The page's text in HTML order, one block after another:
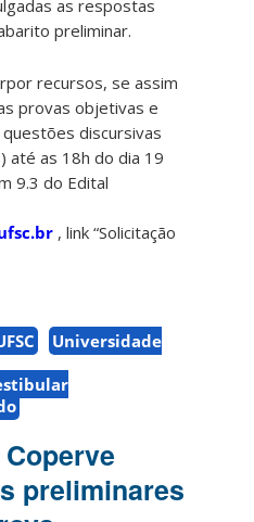
as respostas
preliminar.
recursos, se assim
provas objetivas e
discursivas
até as 18h do dia 19
9.3 do Edital
, link “Solicitação
Universidade
preliminares